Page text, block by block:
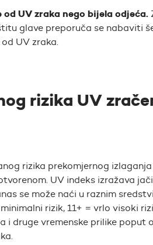
UV zraka nego bijela odjeća.
glave preporuča se nabaviti
UV zraka.
rizika UV
rizika prekomjernog
UV indeks izražava
se može naći u raznim
rizik, 11+ = vrlo visoki
i druge vremenske prilike